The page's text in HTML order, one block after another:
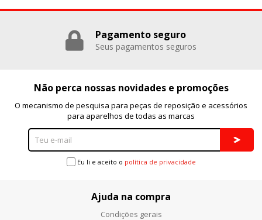
Pagamento seguro
Seus pagamentos seguros
Não perca nossas novidades e promoções
O mecanismo de pesquisa para peças de reposição e acessórios
para aparelhos de todas as marcas
Eu li e aceito o política de privacidade
Ajuda na compra
Condições gerais